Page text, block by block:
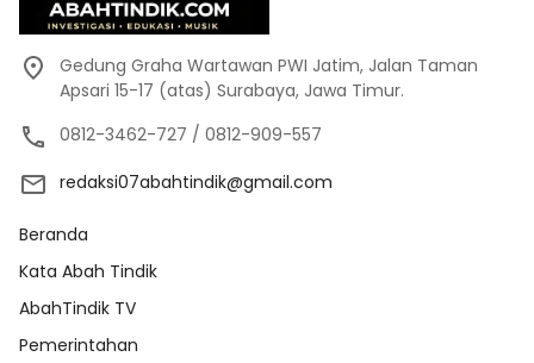
Gedung Graha Wartawan PWI Jatim, Jalan Taman
Apsari 15-17 (atas) Surabaya, Jawa Timur.
0812-3462-727 / 0812-909-557
redaksi07abahtindik@gmail.com
Beranda
Kata Abah Tindik
AbahTindik TV
Pemerintahan